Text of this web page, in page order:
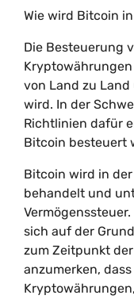
Wie wird Bitcoin
Die Besteuerung
Kryptowährungen
von Land zu
wird. In der
Richtlinien dafür
Bitcoin besteuert
Bitcoin wird in
behandelt und
sich auf der
zum Zeitpunkt
anzumerken,